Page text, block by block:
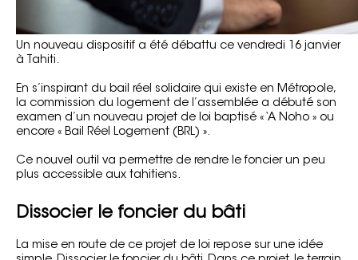
Un nouveau dispositif a été débattu ce vendredi 16 janvier
à Tahiti.
En s’inspirant du bail réel solidaire qui existe en Métropole,
la commission du logement de l’assemblée a débuté son
examen d’un nouveau projet de loi baptisé « ‘A Noho » ou
encore « Bail Réel Logement (BRL) ».
Ce nouvel outil va permettre de rendre le foncier un peu
plus accessible aux tahitiens.
Dissocier le foncier du bâti
La mise en route de ce projet de loi repose sur une idée